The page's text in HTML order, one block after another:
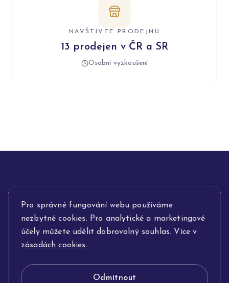
Pro správné fungování webu používáme
nezbytné cookies. Pro analytické a marketingové
účely můžete udělit dobrovolný souhlas. Více v
zásadách cookies.
Odmítnout
NAVŠTIVTE PRODEJNU
13 prodejen v ČR a SR
Osobní vyzkoušení
INFORMACE
POPIS SLUŽEB